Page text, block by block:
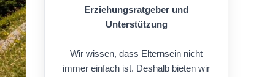
Erziehungsratgeber und
Unterstützung
Wir wissen, dass Elternsein nicht
immer einfach ist. Deshalb bieten wir